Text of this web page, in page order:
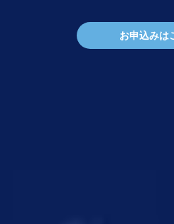
お申込みは